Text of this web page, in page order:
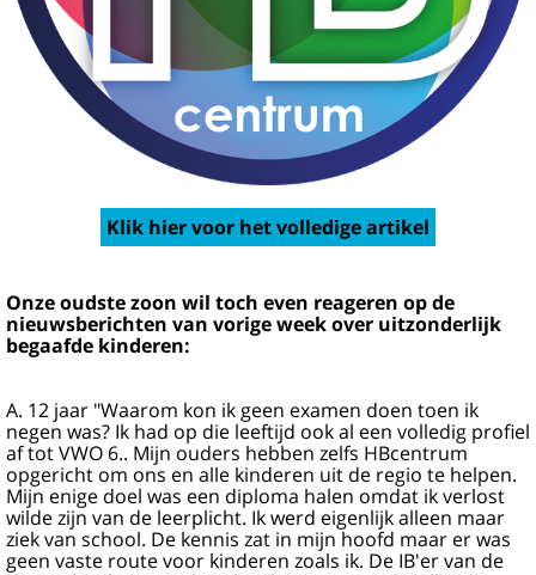
Klik hier voor het volledige artikel
Onze oudste zoon wil toch even reageren op de
nieuwsberichten van vorige week over uitzonderlijk
begaafde kinderen:
A. 12 jaar "Waarom kon ik geen examen doen toen ik
negen was? Ik had op die leeftijd ook al een volledig profiel
af tot VWO 6.. Mijn ouders hebben zelfs HBcentrum
opgericht om ons en alle kinderen uit de regio te helpen.
Mijn enige doel was een diploma halen omdat ik verlost
wilde zijn van de leerplicht. Ik werd eigenlijk alleen maar
ziek van school. De kennis zat in mijn hoofd maar er was
geen vaste route voor kinderen zoals ik. De IB'er van de